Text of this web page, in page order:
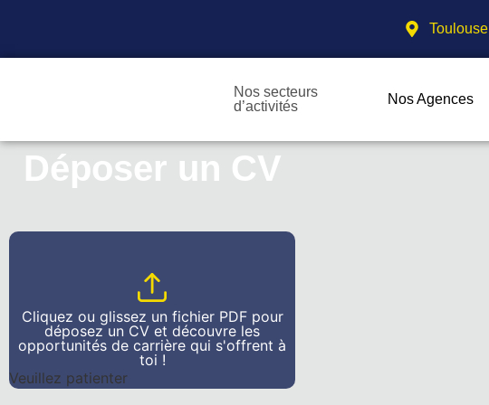
Toulouse
Nos secteurs
d’activités
Nos Agences
Déposer un CV
Cliquez ou glissez un fichier PDF pour
déposez un CV et découvre les
opportunités de carrière qui s'offrent à
toi !
Veuillez patienter